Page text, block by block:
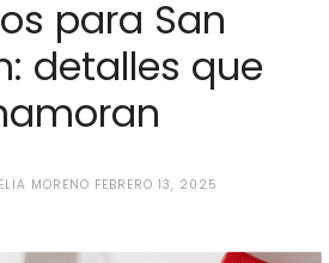
para San
detalles que
ELIA MORENO FEBRERO 13, 2025